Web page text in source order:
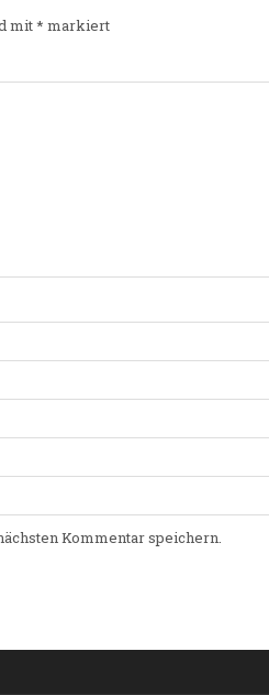
mit* markiert
Kommentar speichern.